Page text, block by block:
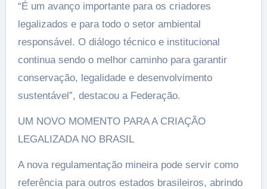
“É um avanço importante para os criadores
legalizados e para todo o setor ambiental
responsável. O diálogo técnico e institucional
continua sendo o melhor caminho para garantir
conservação, legalidade e desenvolvimento
sustentável”, destacou a Federação.
UM NOVO MOMENTO PARA A CRIAÇÃO
LEGALIZADA NO BRASIL
A nova regulamentação mineira pode servir como
referência para outros estados brasileiros, abrindo